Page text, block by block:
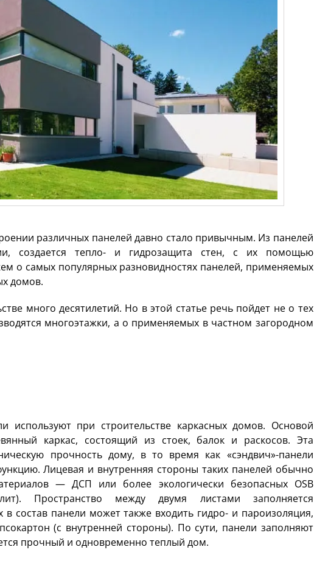
различных панелей давно стало привычным. Из панелей
создается тепло- и гидрозащита стен, с их помощью
о самых популярных разновидностях панелей, применяемых
домов.
много десятилетий. Но в этой статье речь пойдет не о тех
многоэтажки, а о применяемых в частном загородном
используют при строительстве каркасных домов. Основой
каркас, состоящий из стоек, балок и раскосов. Эта
прочность дому, в то время как «сэндвич»-панели
Лицевая и внутренняя стороны таких панелей обычно
— ДСП или более экологически безопасных OSB
Пространство между двумя листами заполняется
в состав панели может также входить гидро- и пароизоляция,
(с внутренней стороны). По сути, панели заполняют
прочный и одновременно теплый дом.